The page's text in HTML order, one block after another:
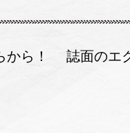
から！ 誌面のエ